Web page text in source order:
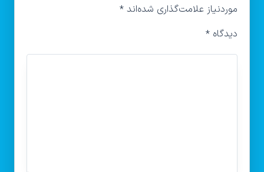
موردنیاز علامت‌گذاری شده‌اند*
دیدگاه*